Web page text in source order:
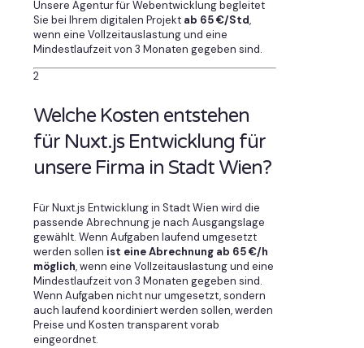
Unsere Agentur für Webentwicklung begleitet
Sie bei Ihrem digitalen Projekt ab 65 €/Std,
wenn eine Vollzeitauslastung und eine
Mindestlaufzeit von 3 Monaten gegeben sind.
2
Welche Kosten entstehen
für Nuxt.js Entwicklung für
unsere Firma in Stadt Wien?
Für Nuxt.js Entwicklung in Stadt Wien wird die
passende Abrechnung je nach Ausgangslage
gewählt. Wenn Aufgaben laufend umgesetzt
werden sollen ist eine Abrechnung ab 65 €/h
möglich, wenn eine Vollzeitauslastung und eine
Mindestlaufzeit von 3 Monaten gegeben sind.
Wenn Aufgaben nicht nur umgesetzt, sondern
auch laufend koordiniert werden sollen, werden
Preise und Kosten transparent vorab
eingeordnet.